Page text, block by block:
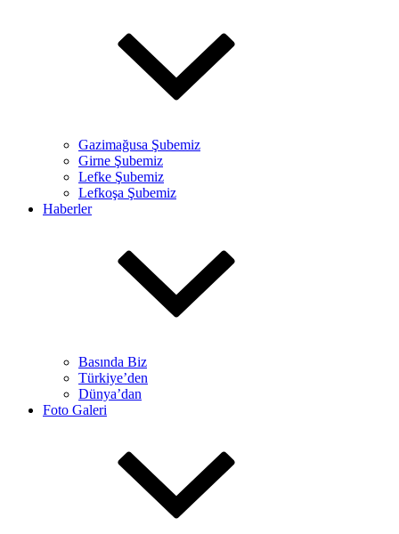
Gazimağusa Şubemiz
Girne Şubemiz
Lefke Şubemiz
Lefkoşa Şubemiz
Haberler
Basında Biz
Türkiye’den
Dünya’dan
Foto Galeri